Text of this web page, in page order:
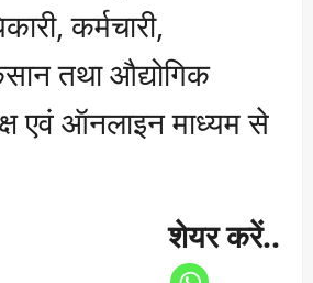
कर्मचारी,
तथा औद्योगिक
एवं ऑनलाइन माध्यम से
शेयर करें..